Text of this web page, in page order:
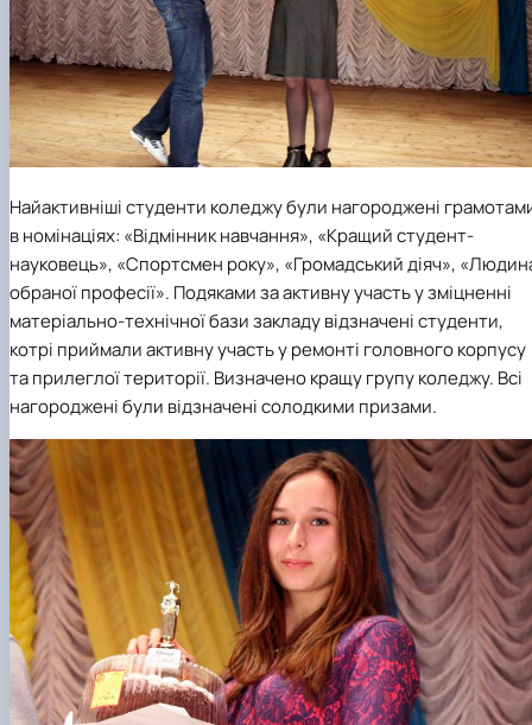
Найактивніші студенти коледжу були нагороджені
в номінаціях: «Відмінник навчання», «Кращий студент-
науковець», «Спортсмен року», «Громадський діяч»,
обраної професії». Подяками за активну участь у зміцненні
матеріально-технічної бази закладу відзначені студенти,
котрі приймали активну участь у ремонті головного корпусу
та прилеглої території. Визначено кращу групу коледжу. Всі
нагороджені були відзначені солодкими призами.